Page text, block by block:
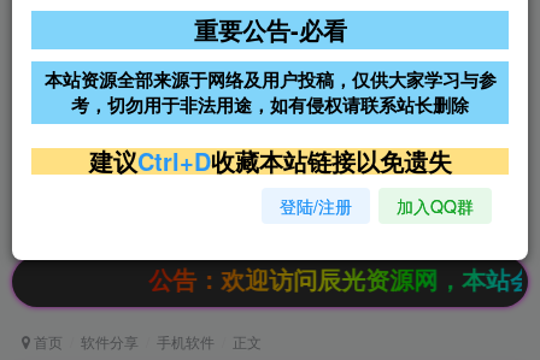
阿里云2核2G200M服务器68元/
年
雨云高防免备案服务器
超低价文字广告位招租 超低价文字广告位招租
超低价文字广告位招租
公告：欢迎访问辰光资源网，本站会员限时
首页 软件分享 手机软件 正文
重要公告-必看
本站资源全部来源于网络及用户投稿，仅供大家学习与参
考，切勿用于非法用途，如有侵权请联系站长删除
建议Ctrl+D收藏本站链接以免遗失
登陆/注册 加入QQ群